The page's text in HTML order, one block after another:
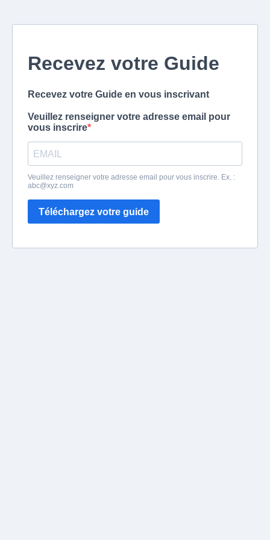
Recevez votre Guide
Recevez votre Guide en vous inscrivant
Veuillez renseigner votre adresse email pour
vous inscrire
Veuillez renseigner votre adresse email pour vous inscrire. Ex. :
abc@xyz.com
Téléchargez votre guide